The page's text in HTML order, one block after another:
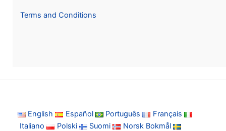
Terms and Conditions
English Español Português
Français
Italiano
Polski Suomi
Norsk Bokmål